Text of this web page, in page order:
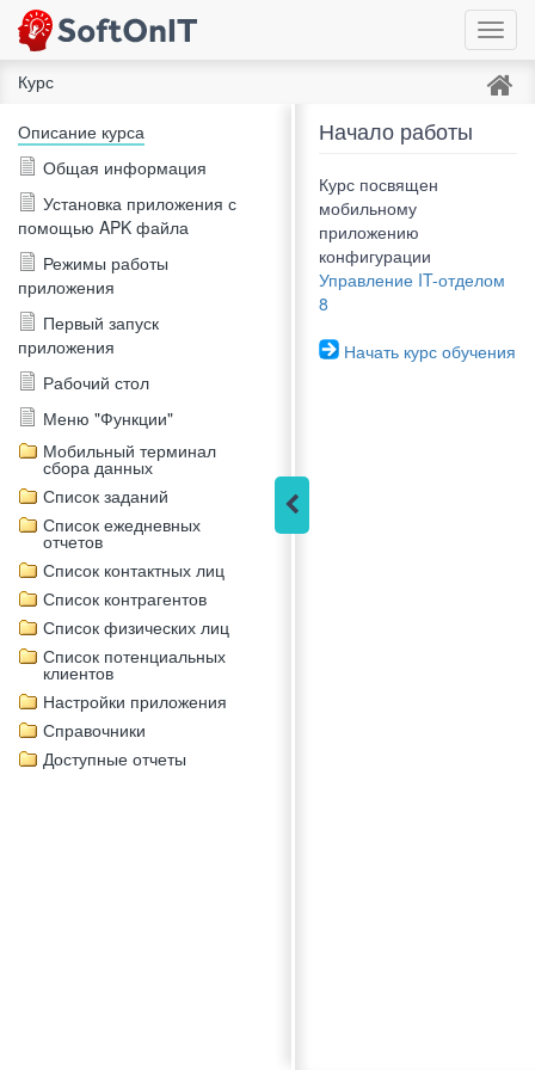
Курс
Описание курса
Общая информация
Установка приложения с
помощью APK файла
Режимы работы
приложения
Первый запуск
приложения
Рабочий стол
Меню "Функции"
Мобильный терминал
сбора данных
Список заданий
Список ежедневных
отчетов
Список контактных лиц
Список контрагентов
Список физических лиц
Список потенциальных
клиентов
Настройки приложения
Справочники
Доступные отчеты
Начало работы
Курс посвящен
мобильному
приложению
конфигурации
Управление IT-отделом
8
Начать курс обучения